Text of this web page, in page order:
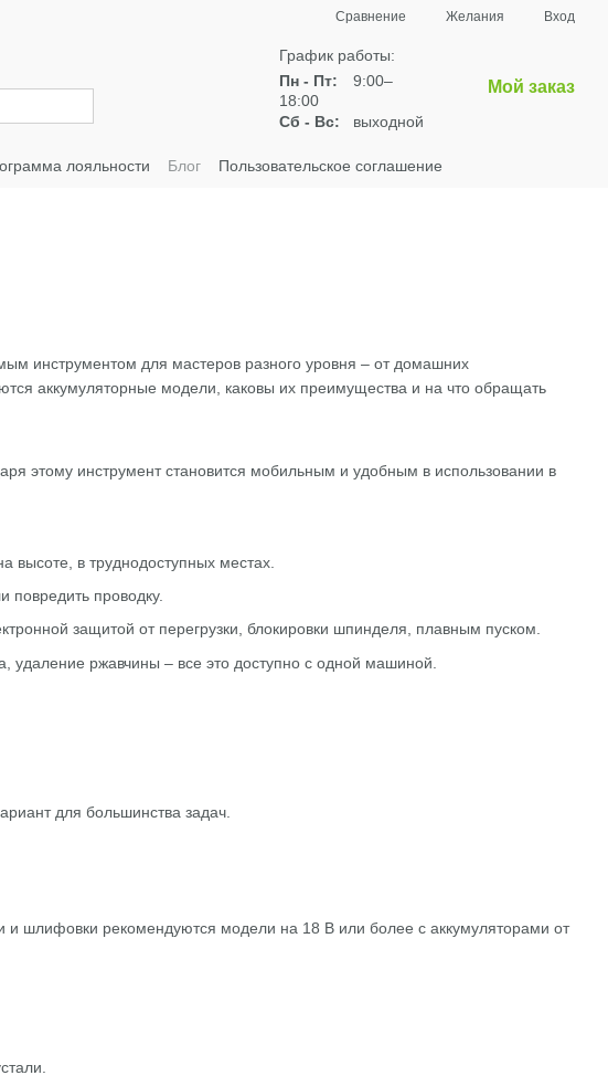
Сравнение Желания Вход
График работы:
Пн - Пт:
9:00–
18:00
Сб - Вс:
выходной
Мой заказ
лояльности Блог
Пользовательское соглашение
инструментом для мастеров разного уровня – от домашних
аккумуляторные модели, каковы их преимущества и на что обращать
этому инструмент становится мобильным и удобным в использовании в
высоте, в труднодоступных местах.
повредить проводку.
защитой от перегрузки, блокировки шпинделя, плавным пуском.
удаление ржавчины – все это доступно с одной машиной.
для большинства задач.
шлифовки рекомендуются модели на 18 В или более с аккумуляторами от